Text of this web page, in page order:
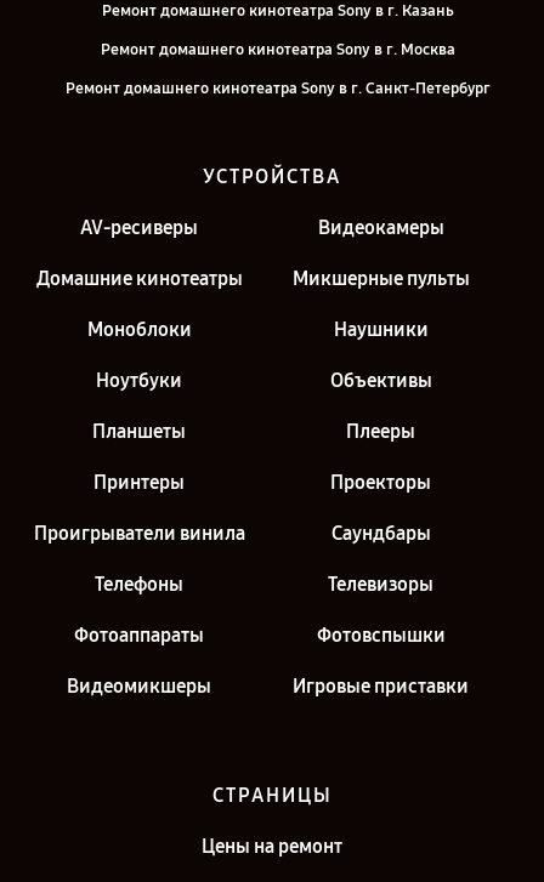
Ремонт домашнего кинотеатра Sony в г. Казань
Ремонт домашнего кинотеатра Sony в г. Москва
Ремонт домашнего кинотеатра Sony в г. Санкт-Петербург
УСТРОЙСТВА
AV-ресиверы Видеокамеры
Домашние кинотеатры Микшерные пульты
Моноблоки Наушники
Ноутбуки Объективы
Планшеты Плееры
Принтеры Проекторы
Проигрыватели винила Саундбары
Телефоны Телевизоры
Фотоаппараты Фотовспышки
Видеомикшеры Игровые приставки
СТРАНИЦЫ
Цены на ремонт